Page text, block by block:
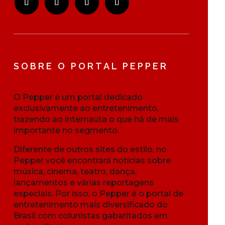
SOBRE O PORTAL PEPPER
O Pepper é um portal dedicado
exclusivamente ao entretenimento,
trazendo ao internauta o que há de mais
importante no segmento.
Diferente de outros sites do estilo, no
Pepper você encontrará notícias sobre
música, cinema, teatro, dança,
lançamentos e várias reportagens
especiais. Por isso, o Pepper é o portal de
entretenimento mais diversificado do
Brasil com colunistas gabaritados em